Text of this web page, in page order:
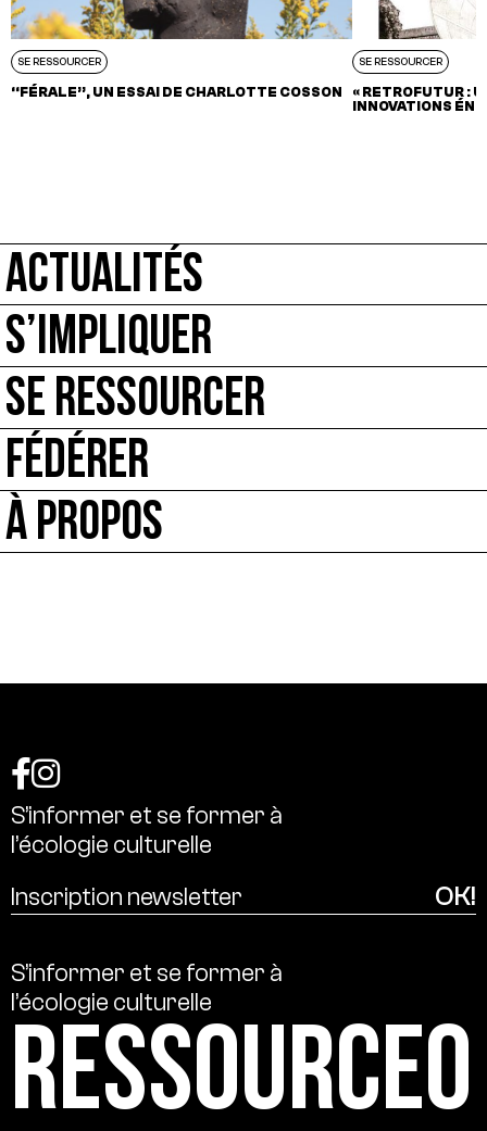
SE RESSOURCER
“FÉRALE”, UN ESSAI DE CHARLOTTE COSSON
SE RESSOURCER
« RETROFUTUR :
INNOVATIONS
ACTUALITÉS
S’IMPLIQUER
SE RESSOURCER
FÉDÉRER
À PROPOS
S’informer et se former à
l’écologie culturelle
S’informer et se former à
l’écologie culturelle
Ressource0